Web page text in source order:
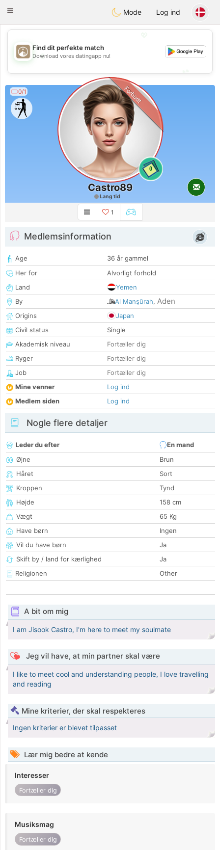
ahebik
Toggle
Mode Log ind
💖
💕
Find dit perfekte match
Download vores datingapp nu!
0/1
0
Forbudt
Castro89
Lang tid
1
Medlemsinformation
Age
36 år gammel
Her for
Alvorligt forhold
Land
Yemen
By
Al Manşūrah, Aden
Origins
Japan
Civil status
Single
Akademisk niveau
Fortæller dig
Ryger
Fortæller dig
Job
Fortæller dig
Mine venner
Log ind
Medlem siden
Log ind
Nogle flere detaljer
Leder du efter
En mand
Øjne
Brun
Håret
Sort
Kroppen
Tynd
Højde
158 cm
Vægt
65 Kg
Have børn
Ingen
Vil du have børn
Ja
Skift by / land for kærlighed
Ja
Religionen
Other
A bit om mig
I am Jisook Castro, I'm here to meet my soulmate
Jeg vil have, at min partner skal være
I like to meet cool and understanding people, I love travelling
and reading
Mine kriterier, der skal respekteres
Ingen kriterier er blevet tilpasset
Lær mig bedre at kende
Interesser
Fortæller dig
Musiksmag
Fortæller dig